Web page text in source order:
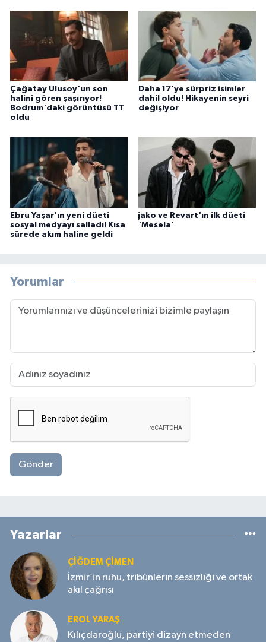
Çağatay Ulusoy'un son
halini gören şaşırıyor!
Bodrum'daki görüntüsü TT
oldu
Daha 17'ye sürpriz isimler
dahil oldu! Hikayenin seyri
değişiyor
Ebru Yaşar'ın yeni düeti
sosyal medyayı salladı! Kısa
sürede akım haline geldi
jako ve Revart'ın ilk düeti
'Mesela'
Yorumlar
Gönder
Yazarlar
ÇIĞDEM ÇIMEN
İzmir’in ruhu, tribünlerin sessizliği ve ortak
akıl çağrısı
EROL YARAŞ
Kılıçdaroğlu, partiyi dizayn etmeden